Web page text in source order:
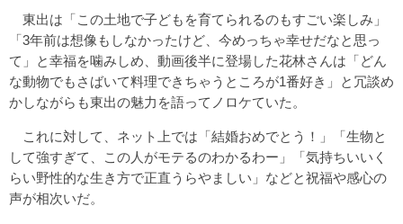
東出は「この土地で子どもを育てられるのもすごい楽しみ」
「3年前は想像もしなかったけど、今めっちゃ幸せだなと思っ
て」と幸福を噛みしめ、動画後半に登場した花林さんは「どん
な動物でもさばいて料理できちゃうところが1番好き」と冗談め
かしながらも東出の魅力を語ってノロケていた。
これに対して、ネット上では「結婚おめでとう！」「生物と
して強すぎて、この人がモテるのわかるわー」「気持ちいいく
らい野性的な生き方で正直うらやましい」などと祝福や感心の
声が相次いだ。